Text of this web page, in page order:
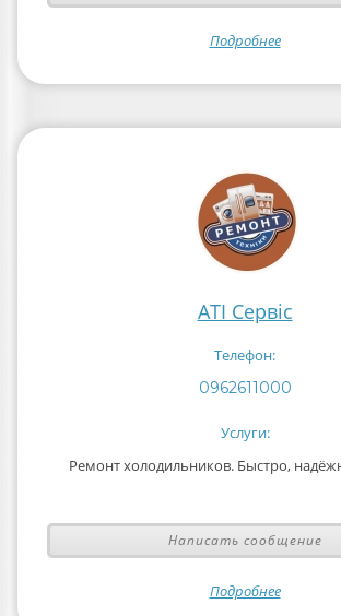
Подробнее
ATI Сервіс
Телефон:
0962611000
Услуги:
Ремонт холодильников. Быстро,
Написать сообщение
Подробнее